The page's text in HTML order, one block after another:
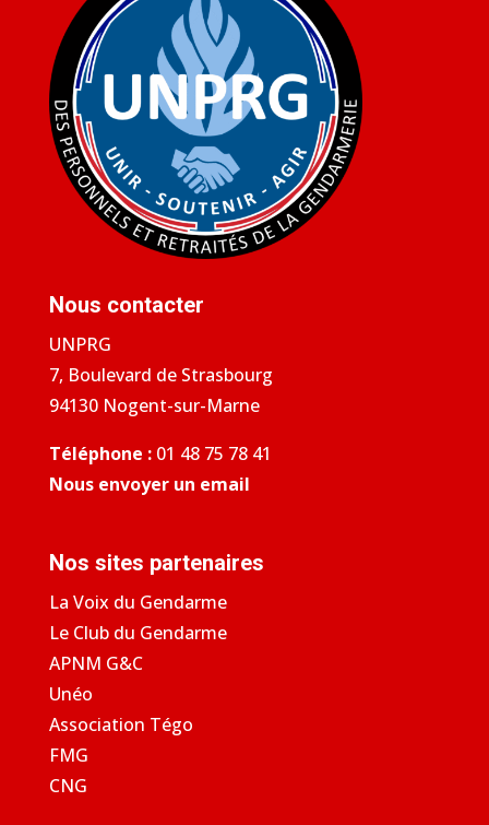
Nous contacter
UNPRG
7, Boulevard de Strasbourg
94130 Nogent-sur-Marne
Téléphone :01 48 75 78 41
Nous envoyer un email
Nos sites partenaires
La Voix du Gendarme
Le Club du Gendarme
APNM G&C
Unéo
Association Tégo
FMG
CNG